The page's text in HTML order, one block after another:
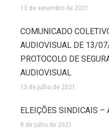
13 de setembro de 2021
COMUNICADO
AUDIOVISUAL DE 13/
PROTOCOLO DE
AUDIOVISUAL
13 de julho de 2021
ELEIÇÕES SINDICAIS –
8 de julho de 2021